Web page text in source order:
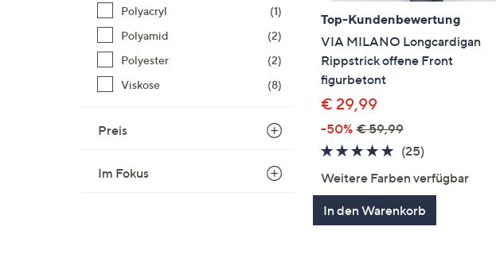
Polyacryl
(1)
Polyamid
(2)
Polyester
(2)
Viskose
(8)
Preis
Im Fokus
Top-Kundenbewertung
VIA MILANO Longcardigan
Rippstrick offene Front
figurbetont
€ 29,99
-50% € 59,99
4.7
5
(25)25
Weitere Farben verfügbar
In den Warenkorb